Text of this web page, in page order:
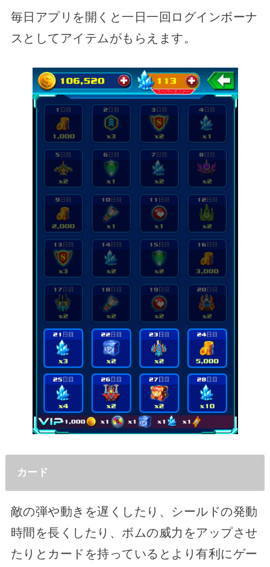
毎日アプリを開くと一日一回ログインボーナ
スとしてアイテムがもらえます。
カード
敵の弾や動きを遅くしたり、シールドの発動
時間を長くしたり、ボムの威力をアップさせ
たりとカードを持っているとより有利にゲー